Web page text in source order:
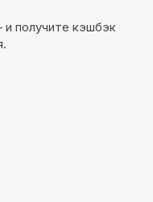
и получите кэшбэк